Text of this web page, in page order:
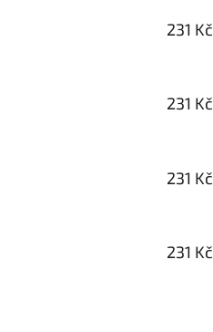
231 Kč
231 Kč
231 Kč
231 Kč